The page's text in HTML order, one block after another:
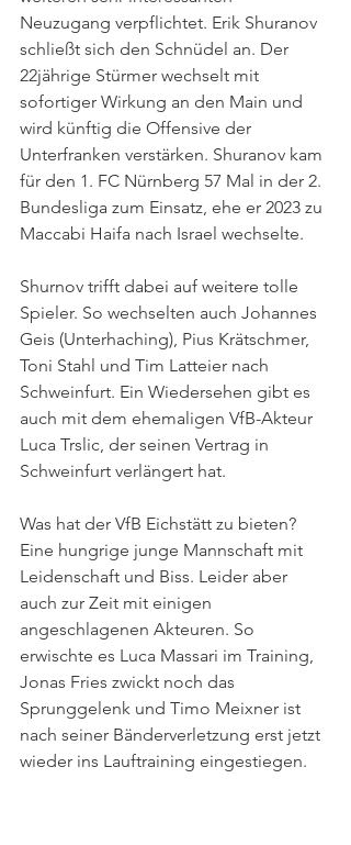
Neuzugang verpflichtet. Erik Shuranov
schließt sich den Schnüdel an. Der
22jährige Stürmer wechselt mit
sofortiger Wirkung an den Main und
wird künftig die Offensive der
Unterfranken verstärken. Shuranov kam
für den 1. FC Nürnberg 57 Mal in der 2.
Bundesliga zum Einsatz, ehe er 2023 zu
Maccabi Haifa nach Israel wechselte.
Shurnov trifft dabei auf weitere tolle
Spieler. So wechselten auch Johannes
Geis (Unterhaching), Pius Krätschmer,
Toni Stahl und Tim Latteier nach
Schweinfurt. Ein Wiedersehen gibt es
auch mit dem ehemaligen VfB-Akteur
Luca Trslic, der seinen Vertrag in
Schweinfurt verlängert hat.
Was hat der VfB Eichstätt zu bieten?
Eine hungrige junge Mannschaft mit
Leidenschaft und Biss. Leider aber
auch zur Zeit mit einigen
angeschlagenen Akteuren. So
erwischte es Luca Massari im Training,
Jonas Fries zwickt noch das
Sprunggelenk und Timo Meixner ist
nach seiner Bänderverletzung erst jetzt
wieder ins Lauftraining eingestiegen.